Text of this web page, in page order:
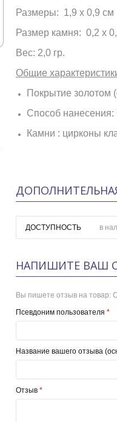
Размеры: 1,9 х 0,9 см
Размер камня: 0,2 х
Вес: 2,0 гр.
Общие
Покрытие золотом
Способ нанесения:
Камни : цирконы
ДОСТУПНОСТЬ в
НАПИШИТЕ ВАШ
Вы пишете отзыв на товар:
*
Псевдоним пользователя
Название вашего отзыва
*
Отзыв